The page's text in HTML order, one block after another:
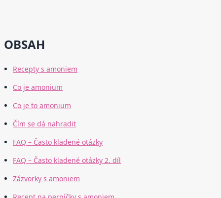
OBSAH
Recepty s amoniem
Co je amonium
Co je to amonium
Čím se dá nahradit
FAQ – Často kladené otázky
FAQ – Často kladené otázky 2. díl
Zázvorky s amoniem